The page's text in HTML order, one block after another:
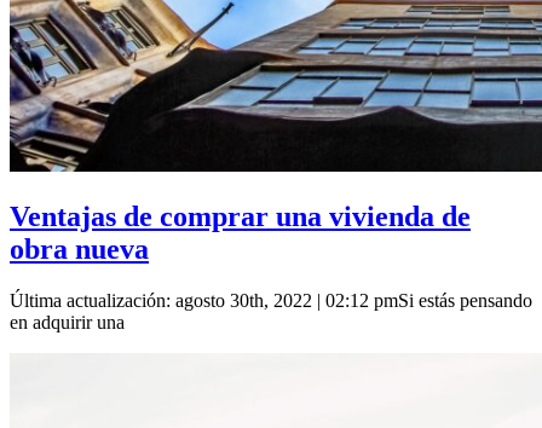
Ventajas de comprar una vivienda de
obra nueva
Última actualización: agosto 30th, 2022 | 02:12 pmSi estás pensando
en adquirir una